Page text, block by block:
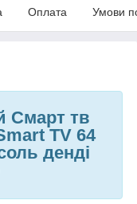
Оплата Умови
Смарт тв
TV 64
денді